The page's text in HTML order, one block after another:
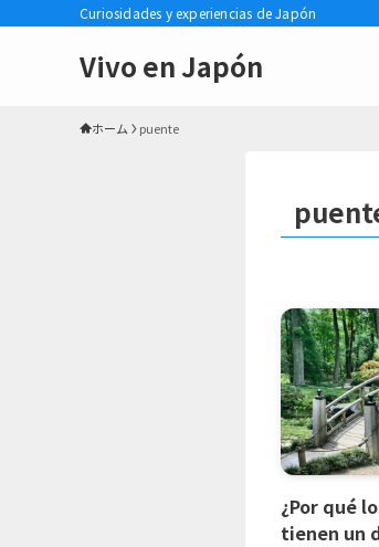
Curiosidades y experiencias de Japón
Vivo en Japón
ホーム puente
¿Por qué
tienen un